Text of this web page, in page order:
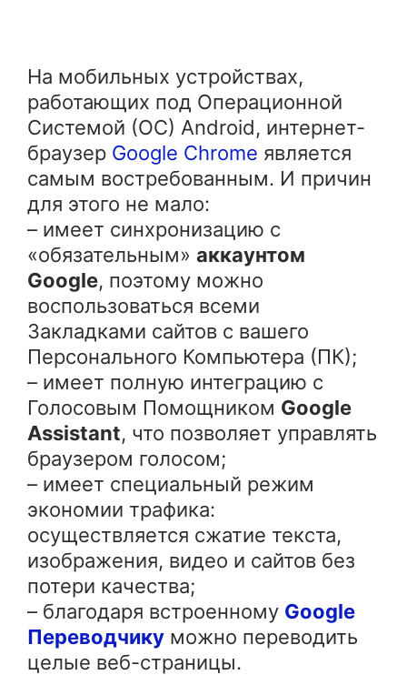
На мобильных устройствах,
работающих под Операционной
Системой (ОС) Android, интернет-
браузер Google Chrome является
самым востребованным. И причин
для этого не мало:
– имеет синхронизацию с
«обязательным» аккаунтом
Google, поэтому можно
воспользоваться всеми
Закладками сайтов с вашего
Персонального Компьютера (ПК);
– имеет полную интеграцию с
Голосовым Помощником Google
Assistant, что позволяет управлять
браузером голосом;
– имеет специальный режим
экономии трафика:
осуществляется сжатие текста,
изображения, видео и сайтов без
потери качества;
– благодаря встроенному Google
Переводчику можно переводить
целые веб-страницы.